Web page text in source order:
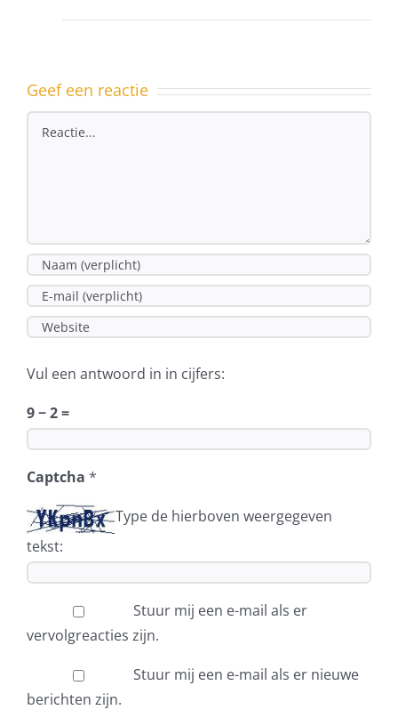
Geef een reactie
Vul een antwoord in in cijfers:
9 − 2 =
Captcha *
Type de hierboven weergegeven
tekst:
Stuur mij een e-mail als er
vervolgreacties zijn.
Stuur mij een e-mail als er nieuwe
berichten zijn.